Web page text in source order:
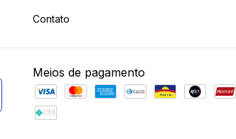
Contato
Meios de pagamento